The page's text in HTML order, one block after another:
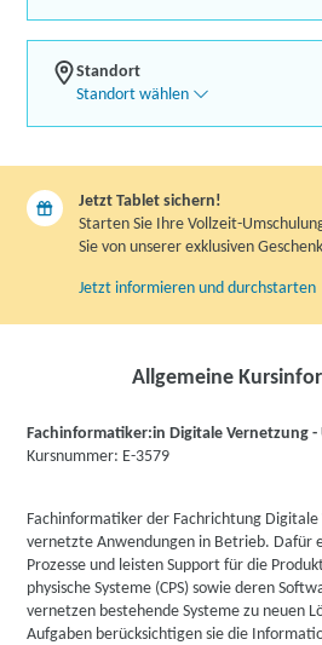
Standort
Standort wählen
Jetzt Tablet sichern!
Starten Sie Ihre Vollzeit-
Sie von unserer exklusiven
Jetzt informieren und durchstarten
Allgemeine
Fachinformatiker:in Digitale Vernetzung -
Kursnummer: E-3579
Fachinformatiker der Fachrichtung
vernetzte Anwendungen in Betrieb. Dafür
Prozesse und leisten Support für die
physische Systeme (CPS) sowie deren
vernetzen bestehende Systeme zu neuen
Aufgaben berücksichtigen sie die